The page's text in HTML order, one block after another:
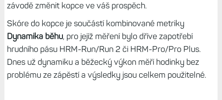
závodě změnit kopce ve váš prospěch.
Skóre do kopce je součástí kombinované metriky
Dynamika běhu, pro jejíž měření bylo dříve zapotřebí
hrudního pásu HRM-Run/Run 2 či HRM-Pro/Pro Plus.
Dnes už dynamiku a běžecký výkon měří hodinky bez
problému ze zápěstí a výsledky jsou celkem použitelné.